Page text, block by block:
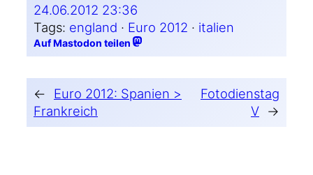
24.06.2012 23:36
Tags: england · Euro 2012 · italien
Auf Mastodon teilen
←
Euro 2012: Spanien >
Frankreich
Fotodienstag
V →